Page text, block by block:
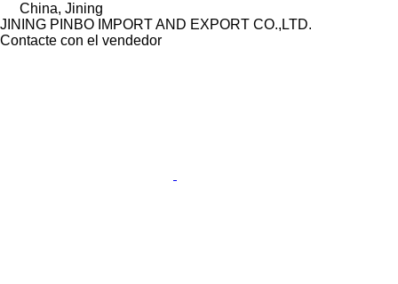
China, Jining
JINING PINBO IMPORT AND EXPORT CO.,LTD.
Contacte con el vendedor